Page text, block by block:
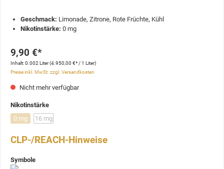
Geschmack: Limonade, Zitrone, Rote Früchte, Kühl
Nikotinstärke: 0 mg
9,90 €*
Inhalt:0.002 Liter(4.950,00 €* / 1 Liter)
Preise inkl. MwSt. zzgl. Versandkosten
Nicht mehr verfügbar
Nikotinstärke
0 mg
16 mg
CLP-/REACH-Hinweise
Symbole